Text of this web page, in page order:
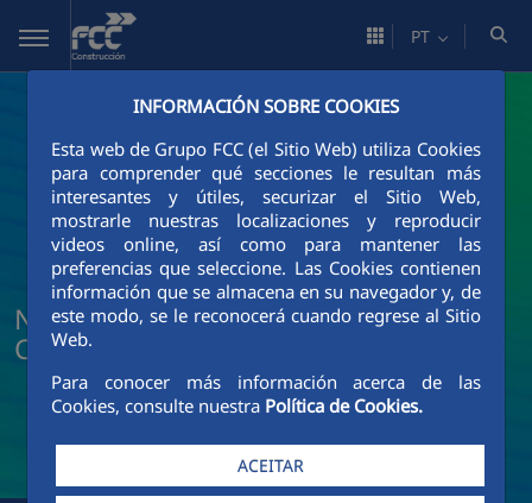
Pular para o Conteúdo principal
INFORMACIÓN SOBRE COOKIES
Esta web de Grupo FCC (el Sitio Web) utiliza Cookies
para comprender qué secciones le resultan más
interesantes y útiles, securizar el Sitio Web,
mostrarle nuestras localizaciones y reproducir
videos online, así como para mantener las
preferencias que seleccione. Las Cookies contienen
información que se almacena en su navegador y, de
este modo, se le reconocerá cuando regrese al Sitio
Web.
Para conocer más información acerca de las
Cookies, consulte nuestra Política de Cookies.
ACEITAR
PT
Notícias e atualidade da FCC
Construcción